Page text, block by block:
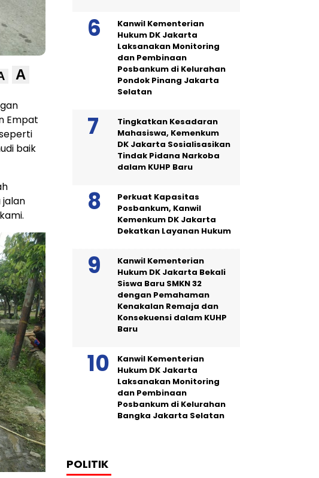
A
Empat
baik
jalan
Kanwil Kementerian
Hukum DK Jakarta
Laksanakan Monitoring
dan Pembinaan
Posbankum di Kelurahan
Pondok Pinang Jakarta
Selatan
Tingkatkan Kesadaran
Mahasiswa, Kemenkum
DK Jakarta Sosialisasikan
Tindak Pidana Narkoba
dalam KUHP Baru
Perkuat Kapasitas
Posbankum, Kanwil
Kemenkum DK Jakarta
Dekatkan Layanan Hukum
Kanwil Kementerian
Hukum DK Jakarta Bekali
Siswa Baru SMKN 32
dengan Pemahaman
Kenakalan Remaja dan
Konsekuensi dalam KUHP
Baru
Kanwil Kementerian
Hukum DK Jakarta
Laksanakan Monitoring
dan Pembinaan
Posbankum di Kelurahan
Bangka Jakarta Selatan
POLITIK